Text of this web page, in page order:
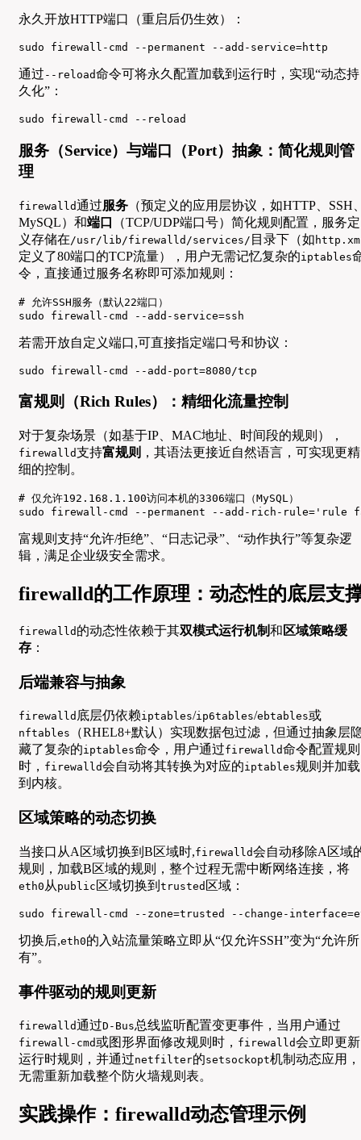
永久开放HTTP端口（重启后仍生效）：
sudo firewall-cmd --permanent --add-service=http
通过 --reload命令可将永久配置加载到运行时，实现“动态持
久化”：
sudo firewall-cmd --reload
服务（Service）与端口（Port）抽象：简化规则管
理
firewalld通过服务 （预定义的应用层协议，如HTTP、SSH
MySQL）和端口
（TCP/UDP端口号）简化规则配置，服务定
义存储在 /usr/lib/firewalld/services/ 目录下（如
定义了80端口的TCP流量），用户无需记忆复杂的iptables
令，直接通过服务名称即可添加规则：
# 允许SSH服务（默认22端口）
sudo firewall-cmd --add-service=ssh
若需开放自定义端口,可直接指定端口号和协议：
sudo firewall-cmd --add-port=8080/tcp
富规则（Rich Rules）：精细化流量控制
对于复杂场景（如基于IP、MAC地址、时间段的规则），
firewalld支持富规则 ，其语法更接近自然语言，可实现更精
细的控制。
# 仅允许192.168.1.100访问本机的3306端口（MySQL）
sudo firewall-cmd --permanent --add-rich-rule='rule
富规则支持“允许/拒绝”、“日志记录”、“动作执行”等复杂逻
辑，满足企业级安全需求。
firewalld的工作原理：动态性的底层支
firewalld 的动态性依赖于其双模式运行机制和 区域策略缓
存 ：
后端兼容与抽象
firewalld 底层仍依赖iptables/ip6tables/ebtables或
nftables
（RHEL8+默认）实现数据包过滤，但通过抽象层
藏了复杂的iptables命令，用户通过firewalld命令配置规则
时， firewalld会自动将其转换为对应的iptables规则并加载
到内核。
区域策略的动态切换
当接口从A区域切换到B区域时,firewalld会自动移除A区域
规则，加载B区域的规则，整个过程无需中断网络连接，将
eth0 从 public 区域切换到 trusted 区域：
sudo firewall-cmd --zone=trusted --change-
切换后,eth0的入站流量策略立即从“仅允许SSH”变为“允许所
有”。
事件驱动的规则更新
firewalld通过D-Bus总线监听配置变更事件，当用户通过
firewall-cmd或图形界面修改规则时， firewalld会立即更新
运行时规则，并通过netfilter的setsockopt机制动态应用，
无需重新加载整个防火墙规则表。
实践操作：firewalld动态管理示例